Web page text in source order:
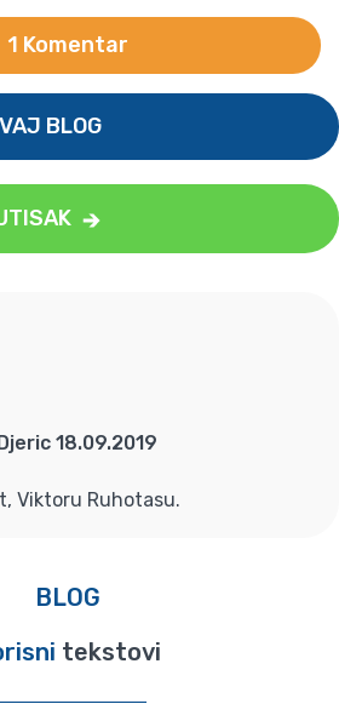
1 Komentar
BLOG
18.09.2019
Viktoru Ruhotasu.
BLOG
tekstovi